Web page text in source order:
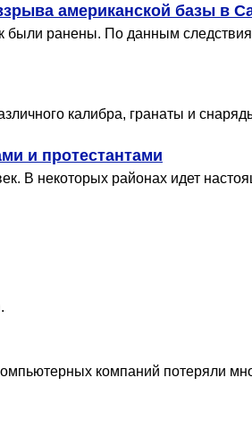
американской базы в
были ранены. По данным
калибра, гранаты и
и протестантами
В некоторых районах идет
компаний потеряли